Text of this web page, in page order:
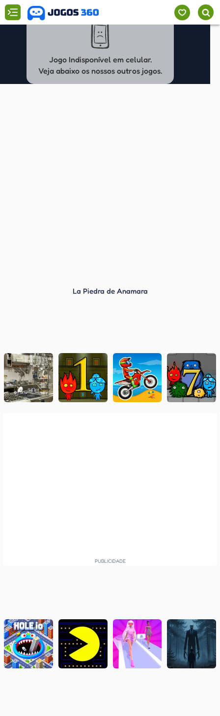
Jogo Indisponível em celular.
Veja abaixo os nossos outros jogos.
La Piedra de Anamara